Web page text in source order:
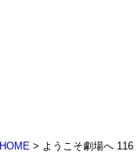
HOME > ようこそ劇場へ 116